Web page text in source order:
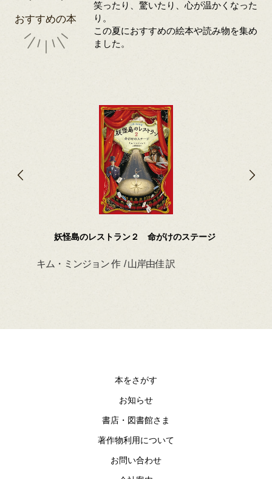
おすすめの本
笑ったり、驚いたり、心が温かくなった
り。
この夏におすすめの絵本や読み物を集め
ました。
妖怪島のレストラン２ 命がけのステージ
キム・ミンジョン 作 / 山岸由佳 訳
本をさがす
お知らせ
書店・図書館さま
著作物利用について
お問い合わせ